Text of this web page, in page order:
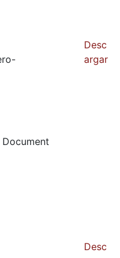
Desc
argar
Desc